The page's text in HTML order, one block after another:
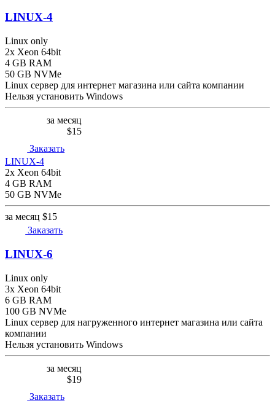
LINUX-4
Linux only
2x Xeon 64bit
4 GB RAM
50 GB NVMe
Linux сервер для интернет магазина или сайта компании
Нельзя установить Windows
за месяц
$15
Заказать
LINUX-4
2x Xeon 64bit
4 GB RAM
50 GB NVMe
за месяц $15
Заказать
LINUX-6
Linux only
3x Xeon 64bit
6 GB RAM
100 GB NVMe
Linux сервер для нагруженного интернет магазина или сайта
компании
Нельзя установить Windows
за месяц
$19
Заказать